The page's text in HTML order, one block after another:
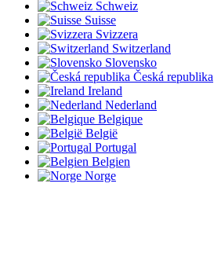
Schweiz
Suisse
Svizzera
Switzerland
Slovensko
Česká republika
Ireland
Nederland
Belgique
België
Portugal
Belgien
Norge